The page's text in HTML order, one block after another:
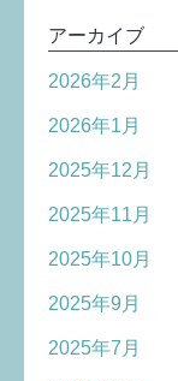
アーカイブ
2026年2月
2026年1月
2025年12月
2025年11月
2025年10月
2025年9月
2025年7月